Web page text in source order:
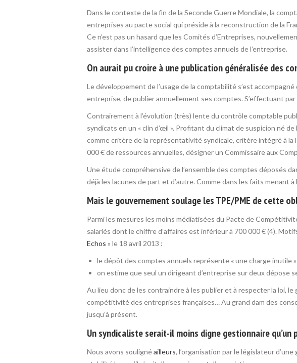
Dans le contexte de la fin de la Seconde Guerre Mondiale, la
entreprises au pacte social qui préside à la reconstruction de la
Ce n’est pas un hasard que les Comités d’Entreprises,
assister dans l’intelligence des comptes annuels de l’entreprise.
On aurait pu croire à une publication généralisée des
Le développement de l’usage de la comptabilité s’est
entreprise, de publier annuellement ses comptes. S’effectuant
Contrairement à l’évolution (très) lente du contrôle comptable
syndicats en un « clin d’œil ». Profitant du climat de suspicion né de
comme critère de la représentativité syndicale, critère intégré à
000 € de ressources annuelles, désigner un Commissaire aux
Une étude compréhensive de l’ensemble des comptes déposés
déjà les lacunes de part et d’autre. Comme dans les faits menant
Mais le gouvernement soulage les TPE/PME de cette
Parmi les mesures les moins médiatisées du Pacte de
salariés dont le chiffre d’affaires est inférieur à 700 000 € (4).
Echos » le 18 avril 2013 :
le dépôt des comptes annuels représente « une charge inutile
on estime que seul un dirigeant d’entreprise sur deux dépose
Au lieu donc de les contraindre à les publier et à respecter la loi, le
compétitivité des entreprises françaises… Au grand dam des
jusqu’à présent.
Un syndicaliste serait-il moins digne gestionnaire
Nous avons soulignéailleurs, l’organisation par le législateur